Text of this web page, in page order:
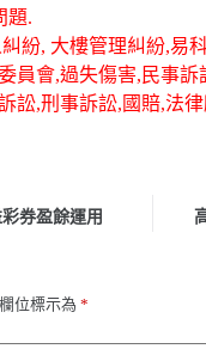
題.
紛, 大樓管理糾紛,易
員會,過失傷害,民事
訟,刑事訴訟,國賠,法
券盈餘運用
位標示為 *